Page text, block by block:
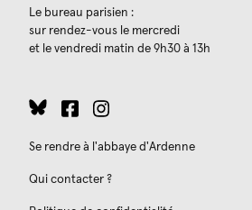
Le bureau parisien :
sur rendez-vous le mercredi
et le vendredi matin de 9h30 à 13h
Se rendre à l'abbaye d'Ardenne
Qui contacter ?